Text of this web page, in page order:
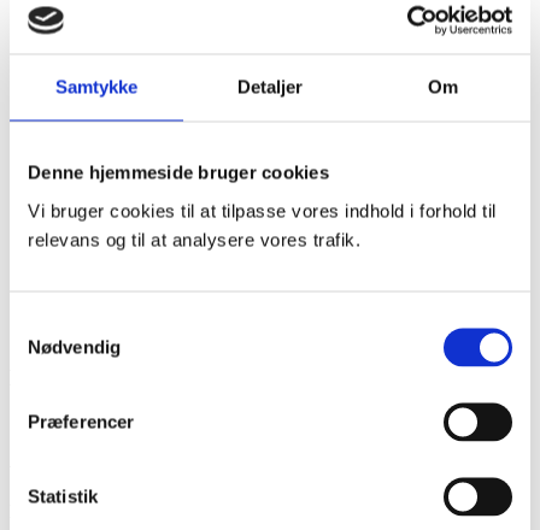
Samtykke Detaljer Om
Denne hjemmeside bruger cookies
Vi bruger cookies til at tilpasse vores indhold i forhold til
relevans og til at analysere vores trafik.
Nødvendig
Præferencer
Statistik
Viden om ejerforhold på alle ejendomme
i DK